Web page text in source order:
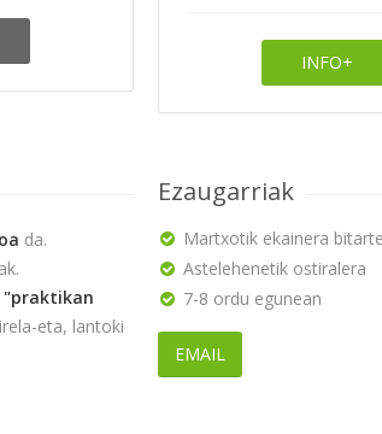
INFO+
da.
"praktikan
eta, lantoki
Ezaugarriak
Martxotik ekainera
Astelehenetik ostiralera
7-8 ordu egunean
EMAIL